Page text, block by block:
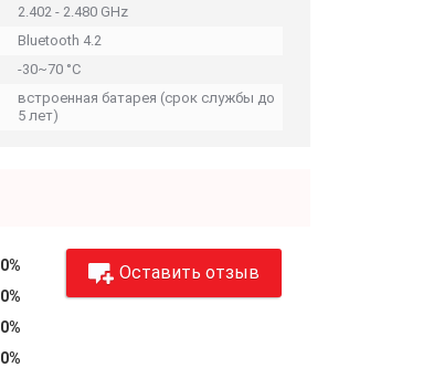
2.402 - 2.480 GHz
Bluetooth 4.2
-30~70 °C
встроенная батарея (срок службы до
5 лет)
0%
0%
0%
0%
Оставить отзыв